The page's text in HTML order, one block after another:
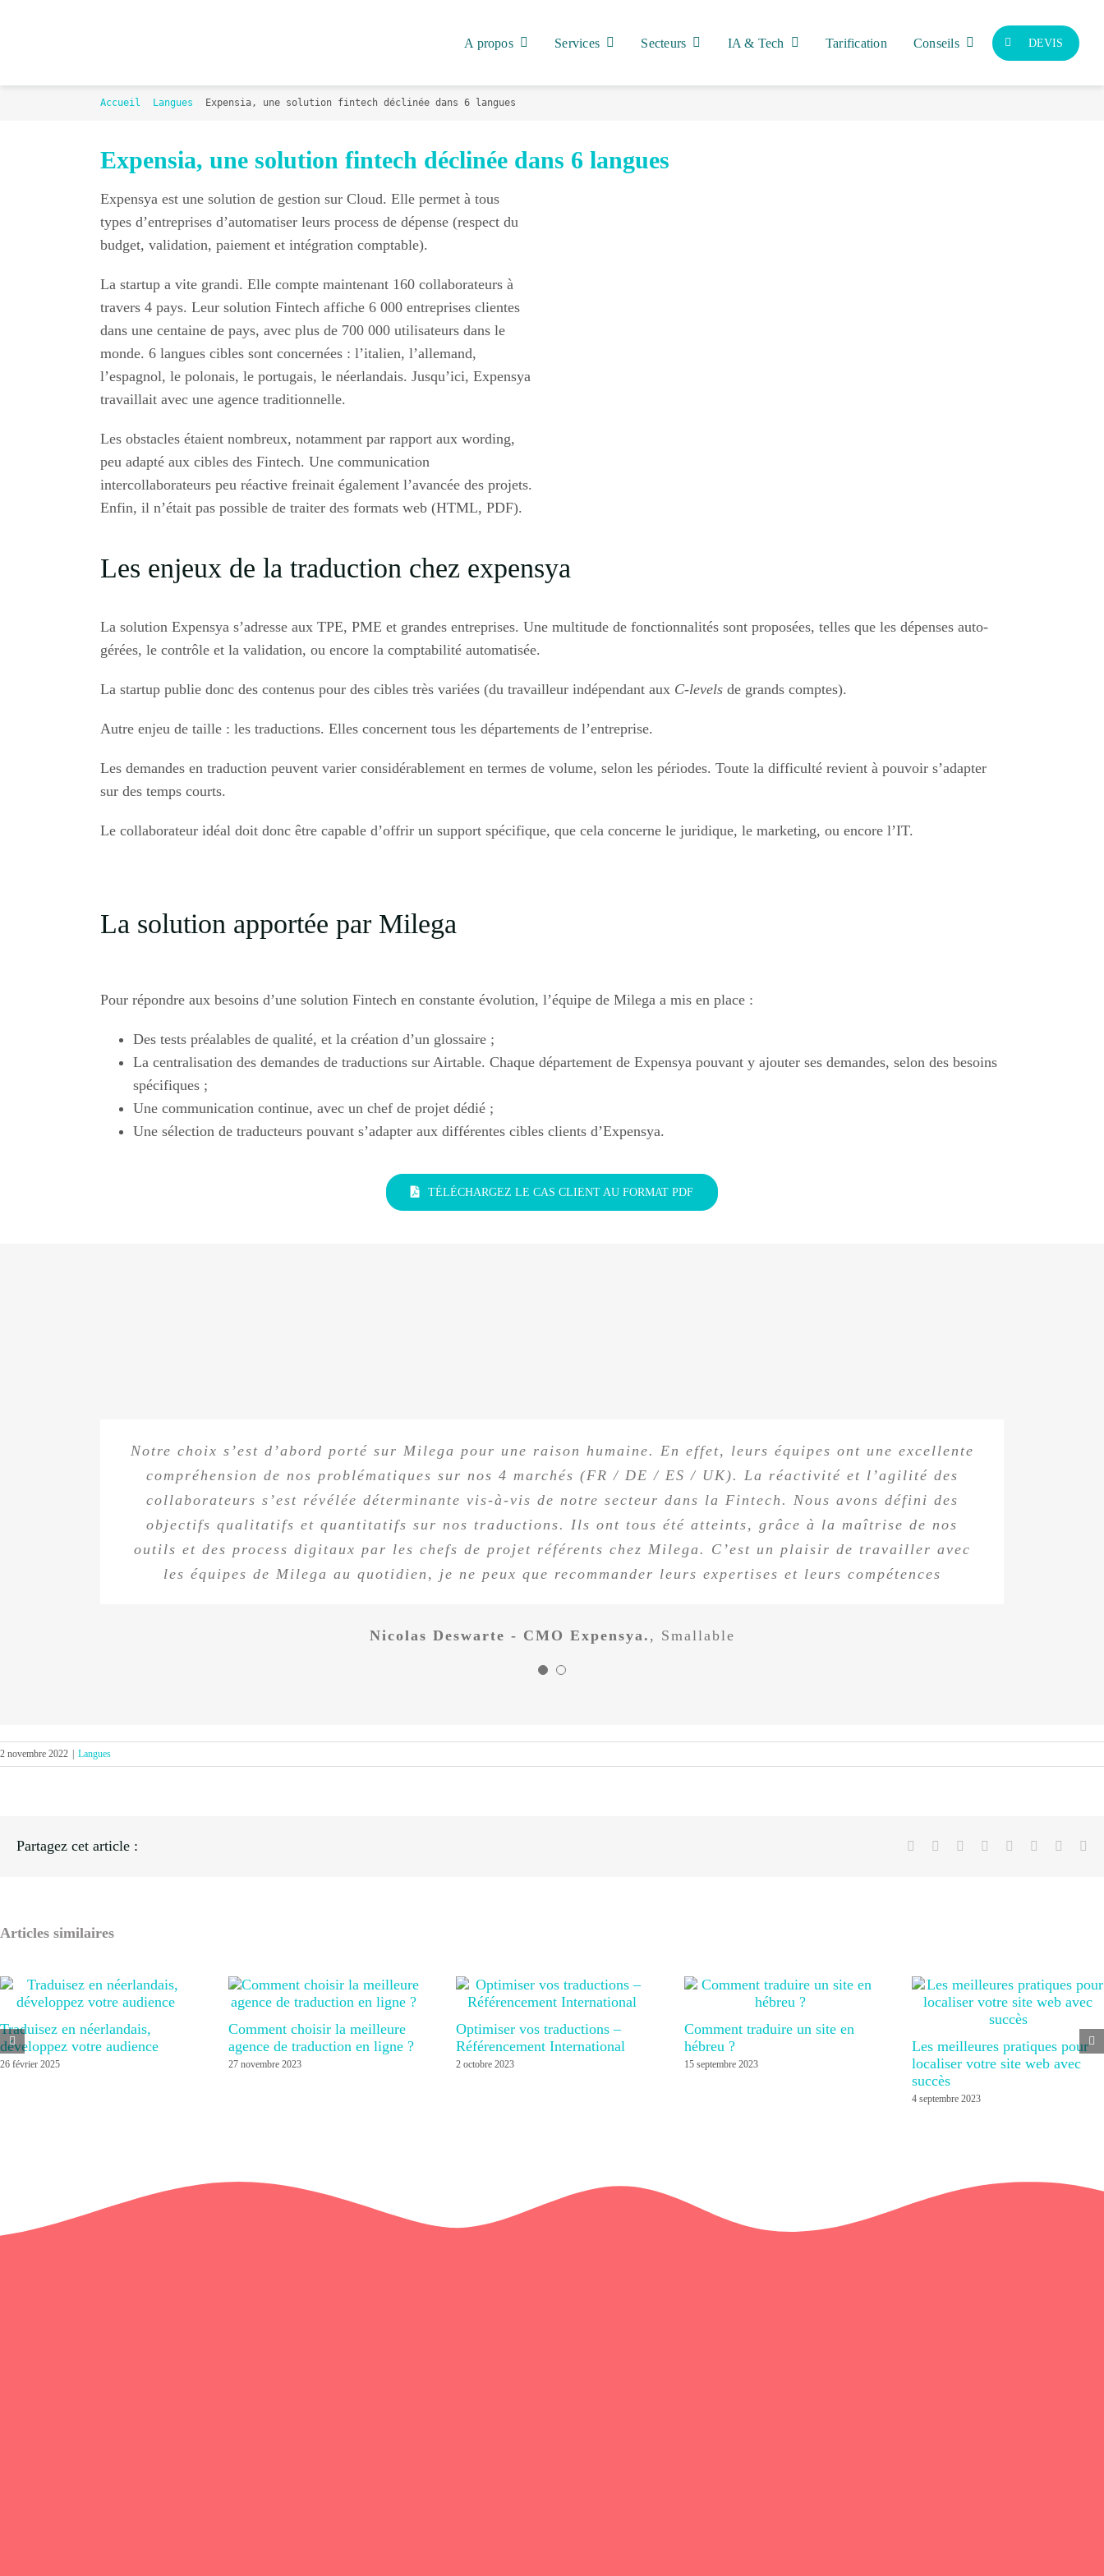
A propos Services Secteurs IA & Tech Tarification Conseils DEVIS
Accueil Langues Expensia, une solution fintech déclinée dans 6 langues
Expensia, une solution fintech déclinée dans 6 langues
Expensya est une solution de gestion sur Cloud. Elle permet à tous
types d’entreprises d’automatiser leurs process de dépense (respect du
budget, validation, paiement et intégration comptable).
La startup a vite grandi. Elle compte maintenant 160 collaborateurs à
travers 4 pays. Leur solution Fintech affiche 6 000 entreprises clientes
dans une centaine de pays, avec plus de 700 000 utilisateurs dans le
monde. 6 langues cibles sont concernées : l’italien, l’allemand,
l’espagnol, le polonais, le portugais, le néerlandais. Jusqu’ici, Expensya
travaillait avec une agence traditionnelle.
Les obstacles étaient nombreux, notamment par rapport aux wording,
peu adapté aux cibles des Fintech. Une communication
intercollaborateurs peu réactive freinait également l’avancée des projets.
Enfin, il n’était pas possible de traiter des formats web (HTML, PDF).
Les enjeux de la traduction chez expensya
La solution Expensya s’adresse aux TPE, PME et grandes entreprises. Une multitude de fonctionnalités sont proposées, telles que les dépenses auto-
gérées, le contrôle et la validation, ou encore la comptabilité automatisée.
La startup publie donc des contenus pour des cibles très variées (du travailleur indépendant aux C-levels de grands comptes).
Autre enjeu de taille : les traductions. Elles concernent tous les départements de l’entreprise.
Les demandes en traduction peuvent varier considérablement en termes de volume, selon les périodes. Toute la difficulté revient à pouvoir s’adapter
sur des temps courts.
Le collaborateur idéal doit donc être capable d’offrir un support spécifique, que cela concerne le juridique, le marketing, ou encore l’IT.
La solution apportée par Milega
Pour répondre aux besoins d’une solution Fintech en constante évolution, l’équipe de Milega a mis en place :
Des tests préalables de qualité, et la création d’un glossaire ;
La centralisation des demandes de traductions sur Airtable. Chaque département de Expensya pouvant y ajouter ses demandes, selon des besoins
spécifiques ;
Une communication continue, avec un chef de projet dédié ;
Une sélection de traducteurs pouvant s’adapter aux différentes cibles clients d’Expensya.
TÉLÉCHARGEZ LE CAS CLIENT AU FORMAT PDF
Notre choix s’est d’abord porté sur Milega pour une raison humaine. En effet, leurs équipes ont une excellente
compréhension de nos problématiques sur nos 4 marchés (FR / DE / ES / UK). La réactivité et l’agilité des
collaborateurs s’est révélée déterminante vis-à-vis de notre secteur dans la Fintech. Nous avons défini des
objectifs qualitatifs et quantitatifs sur nos traductions. Ils ont tous été atteints, grâce à la maîtrise de nos
outils et des process digitaux par les chefs de projet référents chez Milega. C’est un plaisir de travailler avec
les équipes de Milega au quotidien, je ne peux que recommander leurs expertises et leurs compétences
Nicolas Deswarte - CMO Expensya. , Smallable
Dès le début de la collaboration, nous avons travaillé avec 6 départements chez Expensya. Chaque intermédiaire
nous donnait un retour complet sur les traductions. La création d’un glossaire a permis d’affiner la
terminologie et les styles d’écriture envisagés par le client. Dans les premiers temps, une phase d’itération
intense fut nécessaire. Elle s’est révélée cruciale pour la réussite du projet
Laura Calvo - Chef de projet
2 novembre 2022 | Langues
Partagez cet article : Facebook Reddit LinkedIn
TumblrPinterest
Articles similaires
Traduisez en néerlandais,
développez votre audience
26 février 2025
Comment choisir la meilleure
agence de traduction en ligne ?
27 novembre 2023
Optimiser vos traductions –
Référencement International
2 octobre 2023
Comment traduire un site en
hébreu ?
15 septembre 2023
Les meilleures pratiques pour
localiser votre site web avec
succès
4 septembre 2023